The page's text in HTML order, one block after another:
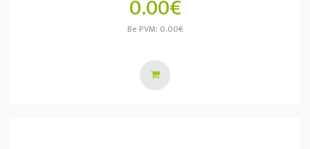
0.00€
Be PVM: 0.00€